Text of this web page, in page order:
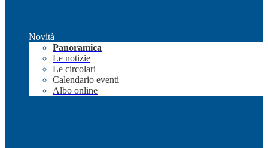
Novità
Panoramica
Le notizie
Le circolari
Calendario eventi
Albo online